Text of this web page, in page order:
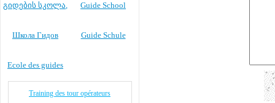
გიდების სკოლა, Guide School
Школа Гидов Guide Schule
Ecole des guides
Training des tour opérateurs